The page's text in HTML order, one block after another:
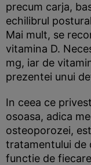
precum carja,
echilibrul
Mai mult, se
vitamina D.
mg, iar de
prezentei unui
In ceea ce
osoasa, adica
osteoporozei,
tratamentului de
functie de